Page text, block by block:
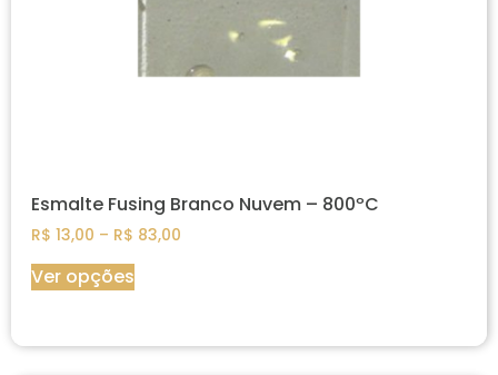
Esmalte Fusing Branco Nuvem – 800ºC
R$ 13,00 – R$ 83,00
Ver opções